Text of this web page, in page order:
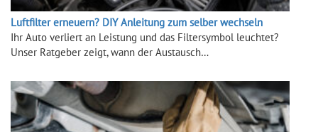
Luftfilter erneuern? DIY Anleitung zum selber wechseln
Ihr Auto verliert an Leistung und das Filtersymbol leuchtet?
Unser Ratgeber zeigt, wann der Austausch…